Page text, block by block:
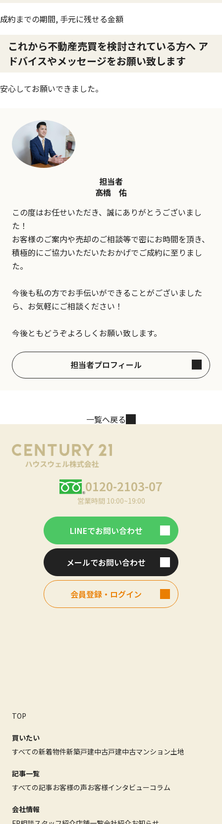
成約までの期間, 手元に残せる金額
これから不動産売買を検討されている方へ ア
ドバイスやメッセージをお願い致します
安心してお願いできました。
担当者
髙橋 佑
この度はお任せいただき、誠にありがとうございまし
た！
お客様のご案内や売却のご相談等で密にお時間を頂き、
積極的にご協力いただいたおかげでご成約に至りまし
た。
今後も私の方でお手伝いができることがございました
ら、お気軽にご相談ください！
今後ともどうぞよろしくお願い致します。
担当者プロフィール
一覧へ戻る
0120-2103-07
営業時間 10:00~19:00
LINEでお問い合わせ
メールでお問い合わせ
会員登録・ログイン
TOP
買いたい
すべての新着物件新築戸建中古戸建中古マンション土地
記事一覧
すべての記事お客様の声お客様インタビューコラム
会社情報